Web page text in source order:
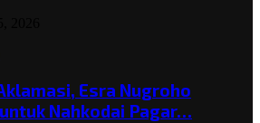
Esra Nugroho
Nahkodai Pagar…